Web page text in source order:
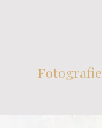
Fotografie